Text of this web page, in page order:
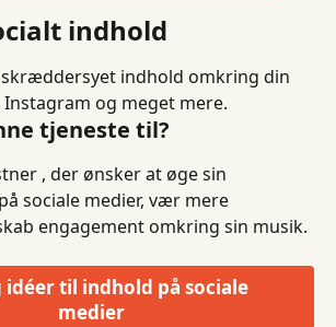
indhold
indhold omkring din
Instagram og meget mere.
tjeneste til?
, der ønsker at øge sin
sociale medier, vær mere
engagement omkring sin musik.
idéer til indhold på sociale
medier